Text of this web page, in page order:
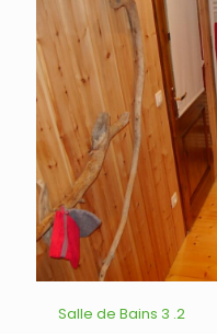
Salle de Bains 3 .2